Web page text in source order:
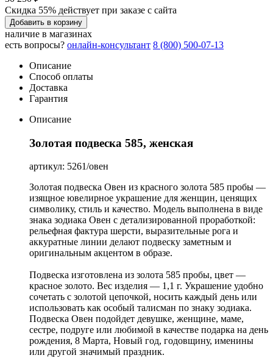
Скидка 55% действует при заказе с сайта
Добавить в корзину
наличие в магазинах
есть вопросы? онлайн-консультант 8 (800) 500-07-13
Описание
Способ оплаты
Доставка
Гарантия
Описание
Золотая подвеска 585, женская
артикул: 5261/овен
Золотая подвеска Овен из красного золота 585 пробы —
изящное ювелирное украшение для женщин, ценящих
символику, стиль и качество. Модель выполнена в виде
знака зодиака Овен с детализированной проработкой:
рельефная фактура шерсти, выразительные рога и
аккуратные линии делают подвеску заметным и
оригинальным акцентом в образе.
Подвеска изготовлена из золота 585 пробы, цвет —
красное золото. Вес изделия — 1,1 г. Украшение удобно
сочетать с золотой цепочкой, носить каждый день или
использовать как особый талисман по знаку зодиака.
Подвеска Овен подойдет девушке, женщине, маме,
сестре, подруге или любимой в качестве подарка на день
рождения, 8 Марта, Новый год, годовщину, именины
или другой значимый праздник.